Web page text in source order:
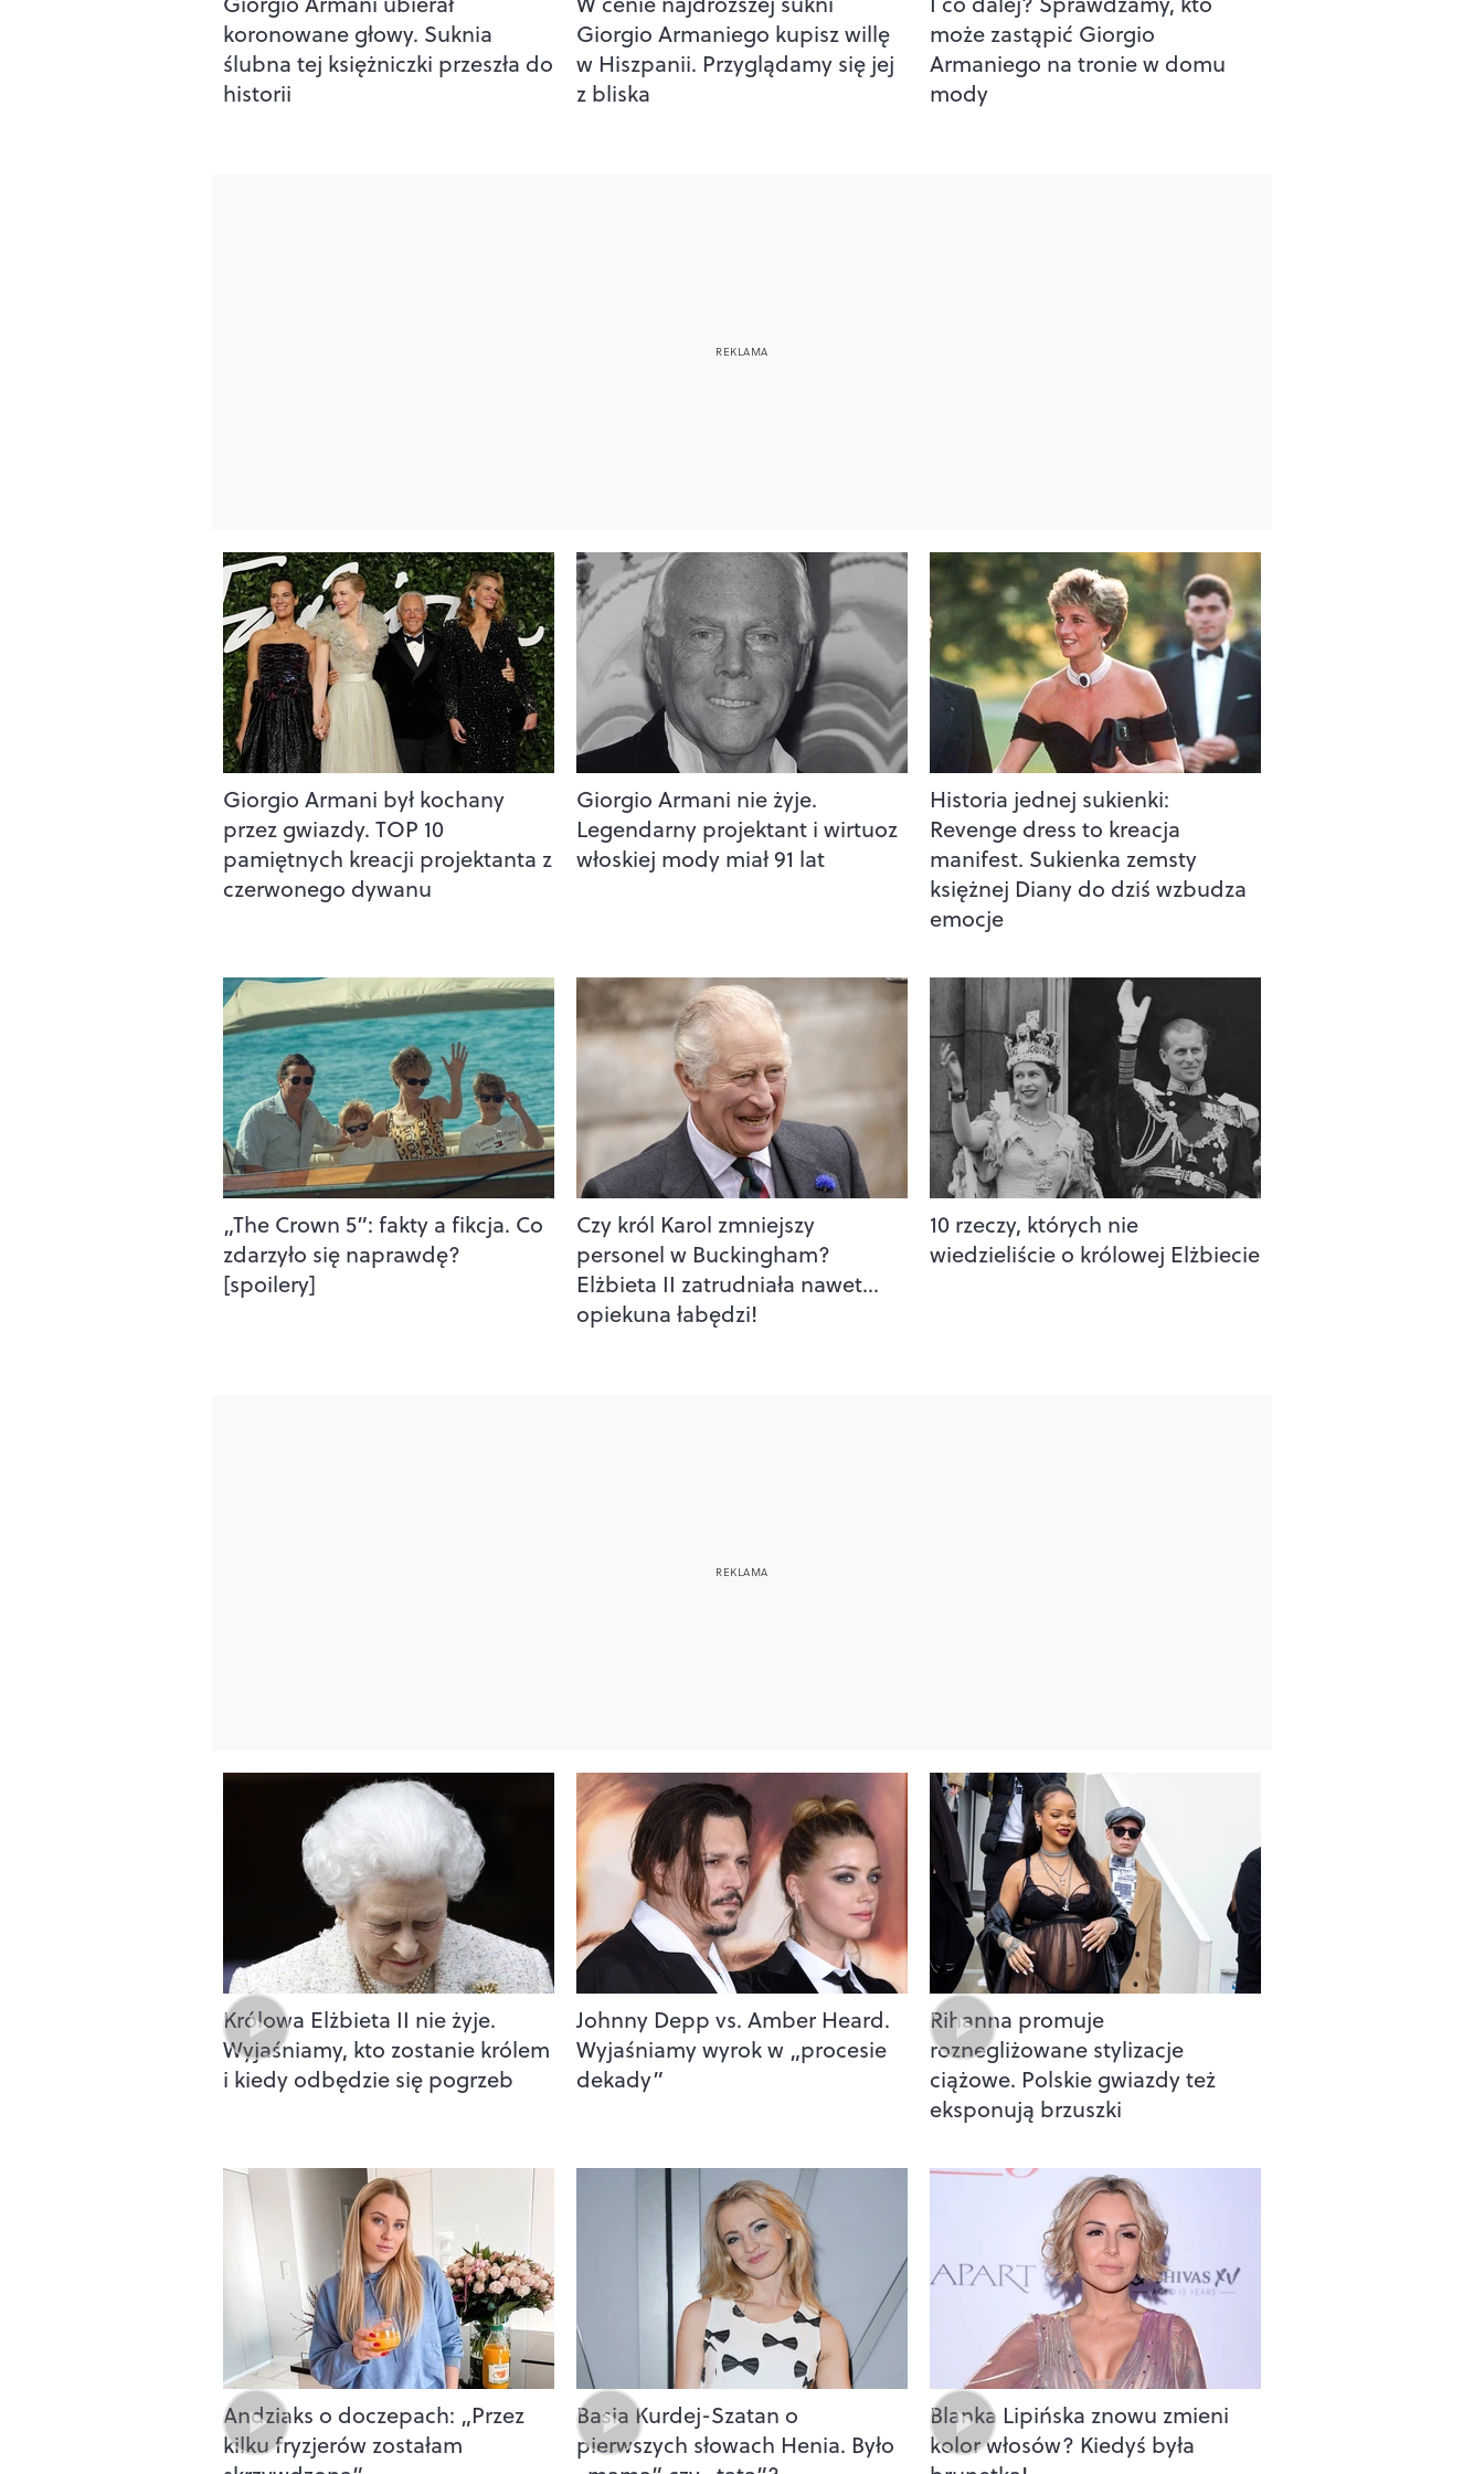
koronowane głowy. Suknia
ślubna tej księżniczki przeszła do
historii
Giorgio Armaniego kupisz willę
w Hiszpanii. Przyglądamy się jej
z bliska
może zastąpić Giorgio
Armaniego na tronie w domu
mody
Giorgio Armani był kochany
przez gwiazdy. TOP 10
pamiętnych kreacji projektanta z
czerwonego dywanu
Giorgio Armani nie żyje.
Legendarny projektant i wirtuoz
włoskiej mody miał 91 lat
Historia jednej sukienki:
Revenge dress to kreacja
manifest. Sukienka zemsty
księżnej Diany do dziś wzbudza
emocje
„The Crown 5”: fakty a fikcja. Co
zdarzyło się naprawdę?
[spoilery]
Czy król Karol zmniejszy
personel w Buckingham?
Elżbieta II zatrudniała nawet…
opiekuna łabędzi!
10 rzeczy, których nie
wiedzieliście o królowej Elżbiecie
Królowa Elżbieta II nie żyje.
Wyjaśniamy, kto zostanie królem
i kiedy odbędzie się pogrzeb
Johnny Depp vs. Amber Heard.
Wyjaśniamy wyrok w „procesie
dekady”
Rihanna promuje
roznegliżowane stylizacje
ciążowe. Polskie gwiazdy też
eksponują brzuszki
Andziaks o doczepach: „Przez
kilku fryzjerów zostałam
Basia Kurdej-Szatan o
pierwszych słowach Henia. Było
Blanka Lipińska znowu zmieni
kolor włosów? Kiedyś była